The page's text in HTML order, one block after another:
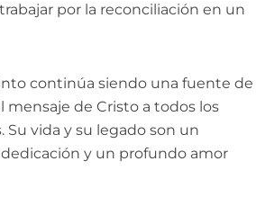
por la reconciliación en un
continúa siendo una fuente de
mensaje de Cristo a todos los
vida y su legado son un
y un profundo amor